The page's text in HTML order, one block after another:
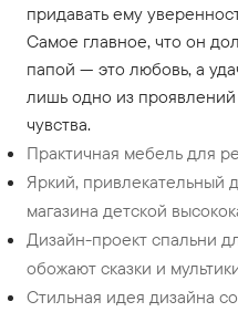
придавать ему
Самое главное, что он
папой — это любовь, а
лишь одно из проявлений
чувства.
Практичная мебель для
Яркий, привлекательный
магазина детской
Дизайн-проект спальни
обожают сказки и
Стильная идея дизайна